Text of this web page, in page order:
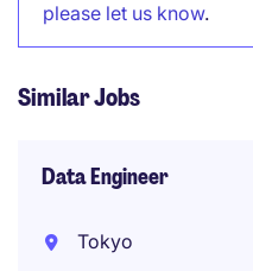
please let us know.
Similar Jobs
Data Engineer
Tokyo